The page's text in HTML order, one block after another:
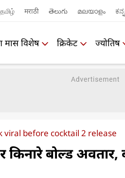
தமிழ் मराठी తెలుగు മലയാളം
मास विशेष क्रिकेट ज्योतिष
before cocktail 2 release
बोल्ड अवतार,